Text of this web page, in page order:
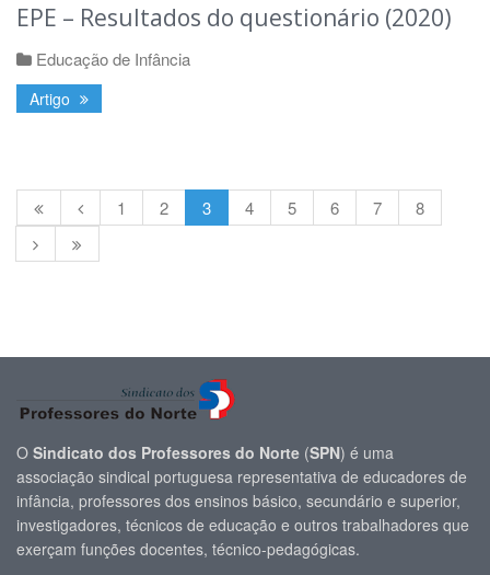
EPE – Resultados do questionário (2020)
Educação de Infância
Artigo
1 2 3 4 5 6 7 8
O Sindicato dos Professores do Norte (SPN) é uma
associação sindical portuguesa representativa de educadores de
infância, professores dos ensinos básico, secundário e superior,
investigadores, técnicos de educação e outros trabalhadores que
exerçam funções docentes, técnico-pedagógicas.